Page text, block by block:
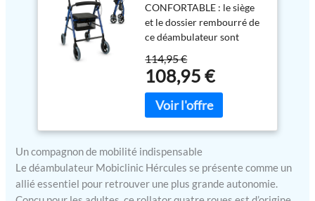
Marque européenne,
Pliable et réglable,
Rollator, Avec siège,
Panier freins, Léger,
Bleu
CONFORTABLE : le siège
et le dossier rembourré de
ce déambulateur sont
confortablement et son
panier, pour ranger et
transporter des objets
RÉGLABLE ET PLIABLE : ce
selon les besoins de
l'utilisateur (83-101 cm).
De plus, vous pourrez
facilement le plier pour le
114,95 €
108,95 €
Un compagnon de mobilité indispensable
Le déambulateur Mobiclinic Hércules se présente comme un
allié essentiel pour retrouver une plus grande autonomie.